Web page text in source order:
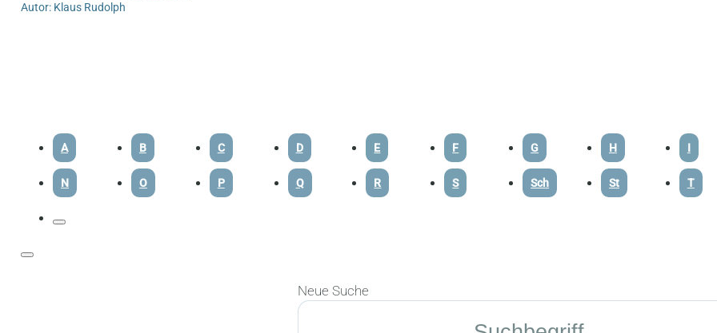
Autor: Klaus Rudolph
A B C D E F G H I
N O P Q R S Sch St T
Neue Suche
Suchen